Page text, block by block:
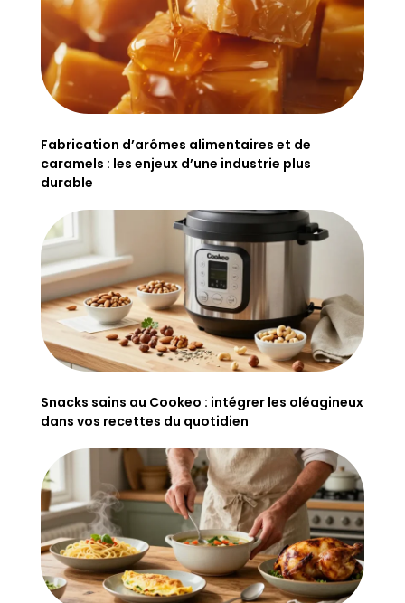
Fabrication d’arômes alimentaires et de
caramels : les enjeux d’une industrie plus
durable
Snacks sains au Cookeo : intégrer les oléagineux
dans vos recettes du quotidien